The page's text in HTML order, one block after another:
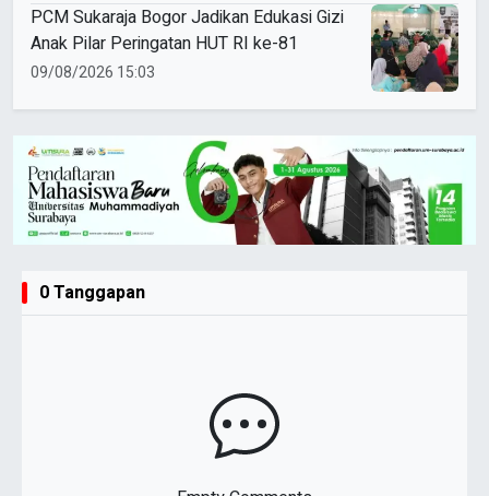
PCM Sukaraja Bogor Jadikan Edukasi Gizi
Anak Pilar Peringatan HUT RI ke-81
09/08/2026 15:03
0 Tanggapan